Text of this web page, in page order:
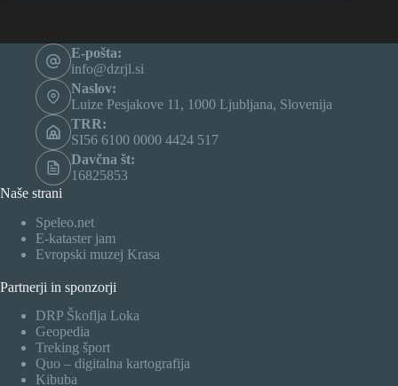
E-pošta:
info@dzrjl.si
Naslov:
Luize Pesjakove 11, 1000 Ljubljana, Slovenija
TRR:
SI56 6100 0000 4424 517
Davčna št:
16825853
Naše strani
Speleo.net
E-kataster jam
Evropski muzej Krasa
Partnerji in sponzorji
DRP Škoflja Loka
Geopedia
Treking šport
Quo – digitalna kartografija
Kibuba